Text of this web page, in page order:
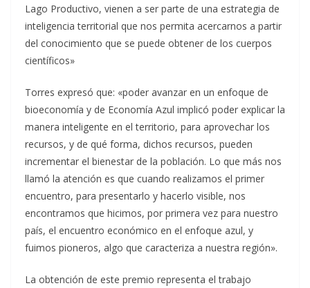
Lago Productivo, vienen a ser parte de una estrategia de
inteligencia territorial que nos permita acercarnos a partir
del conocimiento que se puede obtener de los cuerpos
científicos»
Torres expresó que: «poder avanzar en un enfoque de
bioeconomía y de Economía Azul implicó poder explicar la
manera inteligente en el territorio, para aprovechar los
recursos, y de qué forma, dichos recursos, pueden
incrementar el bienestar de la población. Lo que más nos
llamó la atención es que cuando realizamos el primer
encuentro, para presentarlo y hacerlo visible, nos
encontramos que hicimos, por primera vez para nuestro
país, el encuentro económico en el enfoque azul, y
fuimos pioneros, algo que caracteriza a nuestra región».
La obtención de este premio representa el trabajo